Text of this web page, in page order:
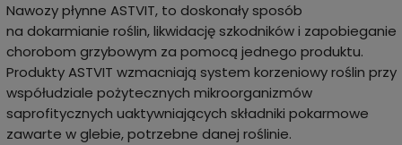
Nawozy płynne ASTVIT, to doskonały sposób
na dokarmianie roślin, likwidację szkodników i zapobieganie
chorobom grzybowym za pomocą jednego produktu.
Produkty ASTVIT wzmacniają system korzeniowy roślin przy
współudziale pożytecznych mikroorganizmów
saprofitycznych uaktywniających składniki pokarmowe
zawarte w glebie, potrzebne danej roślinie.